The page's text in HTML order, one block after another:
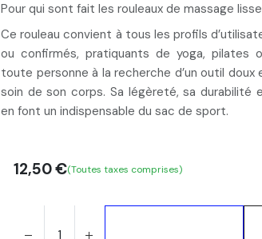
Pour qui sont fait les rouleaux de massage
Ce rouleau convient à tous les profils
ou confirmés, pratiquants de yoga, pilates
toute personne à la recherche d’un outil
soin de son corps. Sa légèreté, sa durabilité
en font un indispensable du sac de sport.
12,50€(Toutes taxes comprises)